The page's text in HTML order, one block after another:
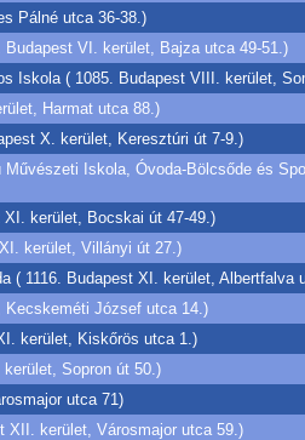
Pálné utca 36-38.)
VI. kerület, Bajza utca 49-51.)
Iskola ( 1085. Budapest VIII. kerület,
Harmat utca 88.)
X. kerület, Keresztúri út 7-9.)
Iskola, Óvoda-Bölcsőde és
kerület, Bocskai út 47-49.)
kerület, Villányi út 27.)
( 1116. Budapest XI. kerület, Albertfalva
Kecskeméti József utca 14.)
kerület, Kiskőrös utca 1.)
Sopron út 50.)
utca 71)
XII. kerület, Városmajor utca 59.)